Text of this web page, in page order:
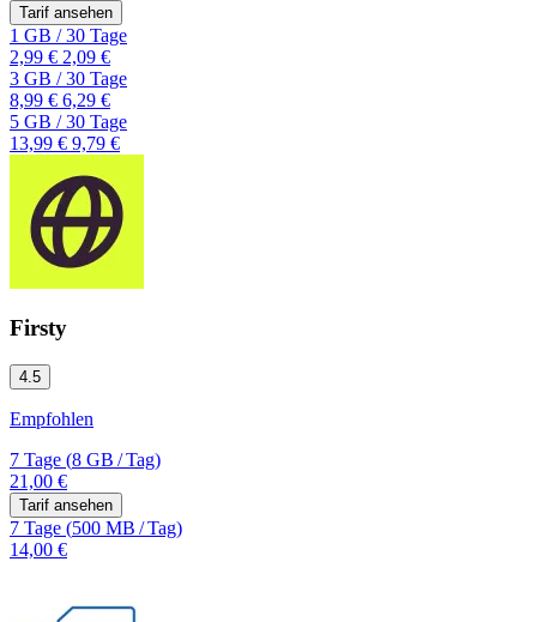
Tarif ansehen
1 GB /30 Tage
2,99 € 2,09 €
3 GB /30 Tage
8,99 € 6,29 €
5 GB /30 Tage
13,99 € 9,79 €
Firsty
4.5
Empfohlen
7 Tage (8 GB /Tag)
21,00 €
Tarif ansehen
7 Tage (500 MB /Tag)
14,00 €